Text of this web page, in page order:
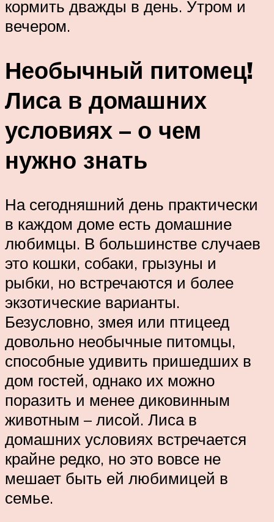
кормить дважды в день. Утром и
вечером.
Необычный питомец!
Лиса в домашних
условиях – о чем
нужно знать
На сегодняшний день практически
в каждом доме есть домашние
любимцы. В большинстве случаев
это кошки, собаки, грызуны и
рыбки, но встречаются и более
экзотические варианты.
Безусловно, змея или птицеед
довольно необычные питомцы,
способные удивить пришедших в
дом гостей, однако их можно
поразить и менее диковинным
животным – лисой. Лиса в
домашних условиях встречается
крайне редко, но это вовсе не
мешает быть ей любимицей в
семье.